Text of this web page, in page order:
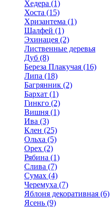
Хедера (1)
Хоста (15)
Хризантема (1)
Шалфей (1)
Эхинацея (2)
Лиственные деревья
Дуб (8)
Береза Плакучая (16)
Липа (18)
Багрянник (2)
Бархат (1)
Гинкго (2)
Вишня (1)
Ива (3)
Клен (25)
Ольха (5)
Орех (2)
Рябина (1)
Слива (7)
Сумах (4)
Черемуха (7)
Яблоня декоративная (6)
Ясень (9)